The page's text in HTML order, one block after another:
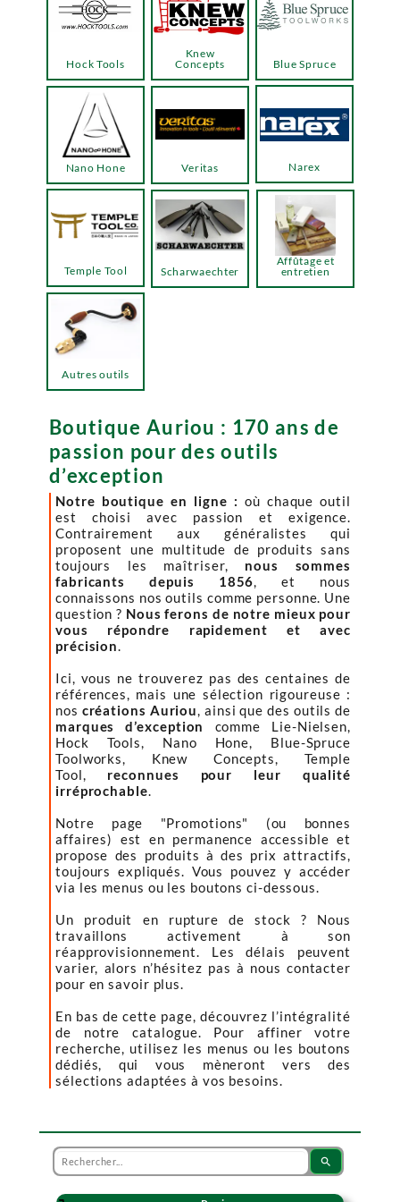
Boutique Auriou : 170 ans de
passion pour des outils
d’exception
Notre boutique en ligne : où chaque outil
est choisi avec passion et exigence.
Contrairement aux généralistes qui
proposent une multitude de produits sans
toujours les maîtriser, nous sommes
fabricants depuis 1856, et nous
connaissons nos outils comme personne. Une
question ? Nous ferons de notre mieux pour
vous répondre rapidement et avec
précision.
Ici, vous ne trouverez pas des centaines de
références, mais une sélection rigoureuse :
nos créations Auriou, ainsi que des outils de
marques d’exception
comme Lie-Nielsen,
Hock Tools, Nano Hone, Blue-Spruce
Toolworks, Knew Concepts, Temple
Tool, reconnues pour leur qualité
irréprochable.
Notre page "Promotions" (ou bonnes
affaires) est en permanence accessible et
propose des produits à des prix attractifs,
toujours expliqués. Vous pouvez y accéder
via les menus ou les boutons ci-dessous.
Un produit en rupture de stock ? Nous
travaillons activement à son
réapprovisionnement. Les délais peuvent
varier, alors n’hésitez pas à nous contacter
pour en savoir plus.
En bas de cette page, découvrez l’intégralité
de notre catalogue. Pour affiner votre
recherche, utilisez les menus ou les boutons
dédiés, qui vous mèneront vers des
sélections adaptées à vos besoins.
Hock Tools
Knew
Concepts
Temple Tool
Blue Spruce
Narex
Veritas
Nano Hone
Autres outils
Scharwaechter
Affûtage et
entretien
search